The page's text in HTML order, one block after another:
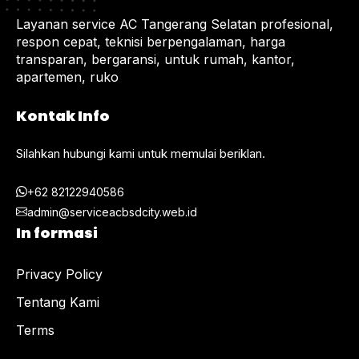
Layanan service AC Tangerang Selatan profesional,
respon cepat, teknisi berpengalaman, harga
transparan, bergaransi, untuk rumah, kantor,
apartemen, ruko
Kontak Info
Silahkan hubungi kami untuk memulai beriklan.
+62 82122940586
admin@serviceacbsdcity.web.id
In formasi
Privacy Policy
Tentang Kami
Terms